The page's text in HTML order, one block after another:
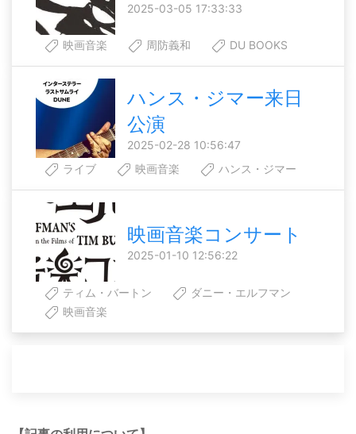
2025-03-05 17:33:33
映画音楽 周防義和 DU BOOKS
ハンス・ジマー来日
公演
2025-02-28 10:56:47
ライブ
映画音楽 ハンス・ジマー
映画音楽コンサート
2025-01-10 12:56:22
ティム・バートン
ダニー・エルフマン
映画音楽